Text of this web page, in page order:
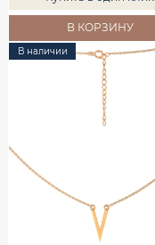
В КОРЗИНУ
В наличии